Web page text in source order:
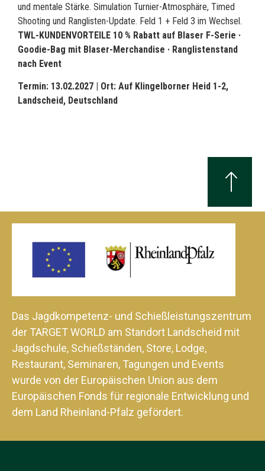
und mentale Stärke. Simulation Turnier-Atmosphäre, Timed
Shooting und Ranglisten-Update. Feld 1 + Feld 3 im Wechsel.
TWL-KUNDENVORTEILE 10 % Rabatt auf Blaser F-Serie ·
Goodie-Bag mit Blaser-Merchandise · Ranglistenstand
nach Event
Termin: 13.02.2027 | Ort: Auf Klingelborner Heid 1-2,
Landscheid, Deutschland
Das Jagdkompetenz- und Schießleistungszentrum
der TARGET WORLD am Standort Landscheid mit
Jagdschule, Schießständen, Store, Lodge,
Restaurant, Seminaren, Tagungen und Events
wurde von der Europäischen Union aus dem
Europäischen Fonds für regionale Entwicklung und
dem Land Rheinland-Pfalz gefördert.